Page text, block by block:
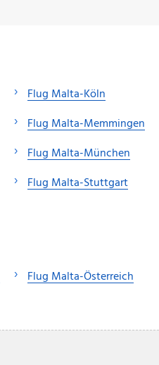
Flug Malta-Köln
Flug Malta-Memmingen
Flug Malta-München
Flug Malta-Stuttgart
Flug Malta-Österreich